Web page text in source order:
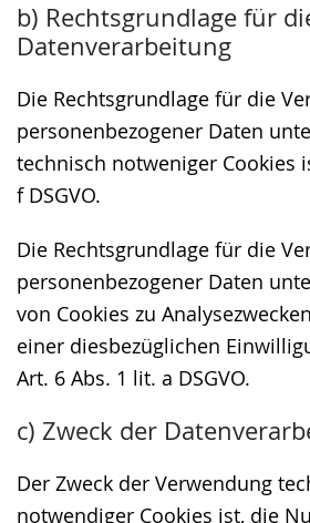
b) Rechtsgrundlage für
Datenverarbeitung
Die Rechtsgrundlage für die
personenbezogener Daten
technisch notweniger Cookies
f DSGVO.
Die Rechtsgrundlage für die
personenbezogener Daten
von Cookies zu
einer diesbezüglichen
Art. 6 Abs. 1 lit. a DSGVO.
c) Zweck der
Der Zweck der Verwendung
notwendiger Cookies ist, die